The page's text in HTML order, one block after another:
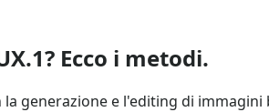
Ecco i metodi.
generazione e l'editing di